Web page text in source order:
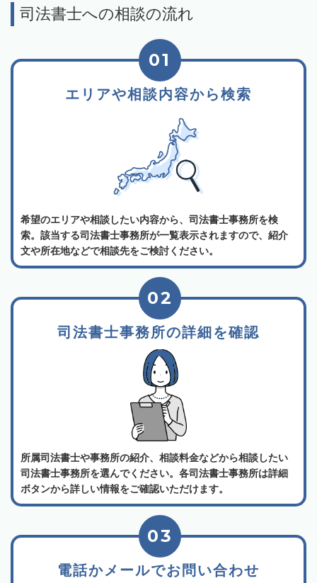
司法書士への相談の流れ
エリアや相談内容から検索
01
希望のエリアや相談したい内容から、司法書士事務所を検
索。該当する司法書士事務所が一覧表示されますので、紹介
文や所在地などで相談先をご検討ください。
司法書士事務所の詳細を確認
02
所属司法書士や事務所の紹介、相談料金などから相談したい
司法書士事務所を選んでください。各司法書士事務所は詳細
ボタンから詳しい情報をご確認いただけます。
電話かメールでお問い合わせ
03